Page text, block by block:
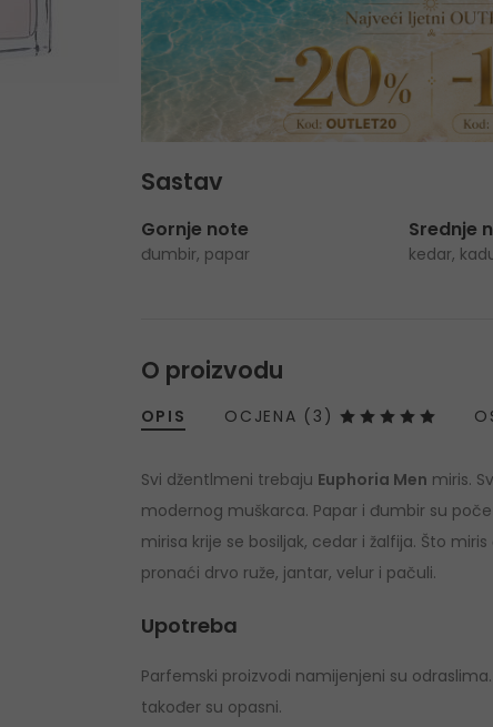
Sastav
Gornje note
đumbir, papar
Srednje
kedar,
O proizvodu
OPIS
Svi džentlmeni trebaju Euphoria Men miris.
modernog muškarca. Papar i đumbir su
mirisa krije se bosiljak, cedar i žalfija. Što
pronaći drvo ruže, jantar, velur i pačuli.
Upotreba
Parfemski proizvodi namijenjeni su
također su opasni.
OCJENA (3)